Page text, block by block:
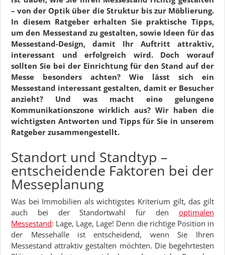
– von der Optik über die Struktur bis zur Möblierung.
In diesem Ratgeber erhalten Sie praktische Tipps,
um den Messestand zu gestalten, sowie Ideen für das
Messestand-Design, damit Ihr Auftritt attraktiv,
interessant und erfolgreich wird. Doch worauf
sollten Sie bei der Einrichtung für den Stand auf der
Messe besonders achten? Wie lässt sich ein
Messestand interessant gestalten, damit er Besucher
anzieht? Und was macht eine gelungene
Kommunikationszone wirklich aus? Wir haben die
wichtigsten Antworten und Tipps für Sie in unserem
Ratgeber zusammengestellt.
Standort und Standtyp –
entscheidende Faktoren bei der
Messeplanung
Was bei Immobilien als wichtigstes Kriterium gilt, das gilt
auch bei der Standortwahl für den optimalen
Messestand: Lage, Lage, Lage! Denn die richtige Position in
der Messehalle ist entscheidend, wenn Sie Ihren
Messestand attraktiv gestalten möchten. Die begehrtesten